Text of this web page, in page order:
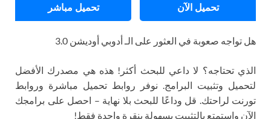
تحميل الآن تحميل مباشر
هل تواجه صعوبة في العثور على الـ أدوبي أوديشن 3.0
الذي تحتاجه؟ لا داعي للبحث أكثر! هذه هي مصدرك الأفضل
لتحميل وتثبيت البرامج. نوفر روابط تحميل مباشرة وروابط
تورنت لراحتك. قل وداعًا للبحث بلا نهاية – احصل على برامجك
الآن واستمتع بالتثبيت بسهولة بنقرة واحدة فقط!